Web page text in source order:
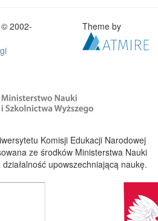
2002-
Theme by
Komisji Edukacji Narodowej
ze środków Ministerstwa Nauki
upowszechniającą naukę.